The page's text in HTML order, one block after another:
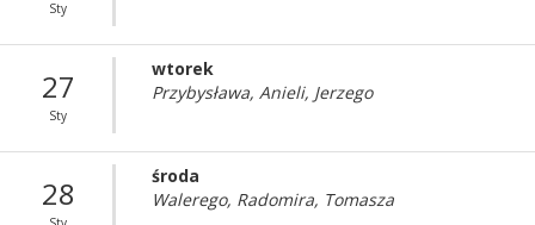
Sty
27
Sty
wtorek
Przybysława, Anieli, Jerzego
28
środa
Walerego, Radomira, Tomasza